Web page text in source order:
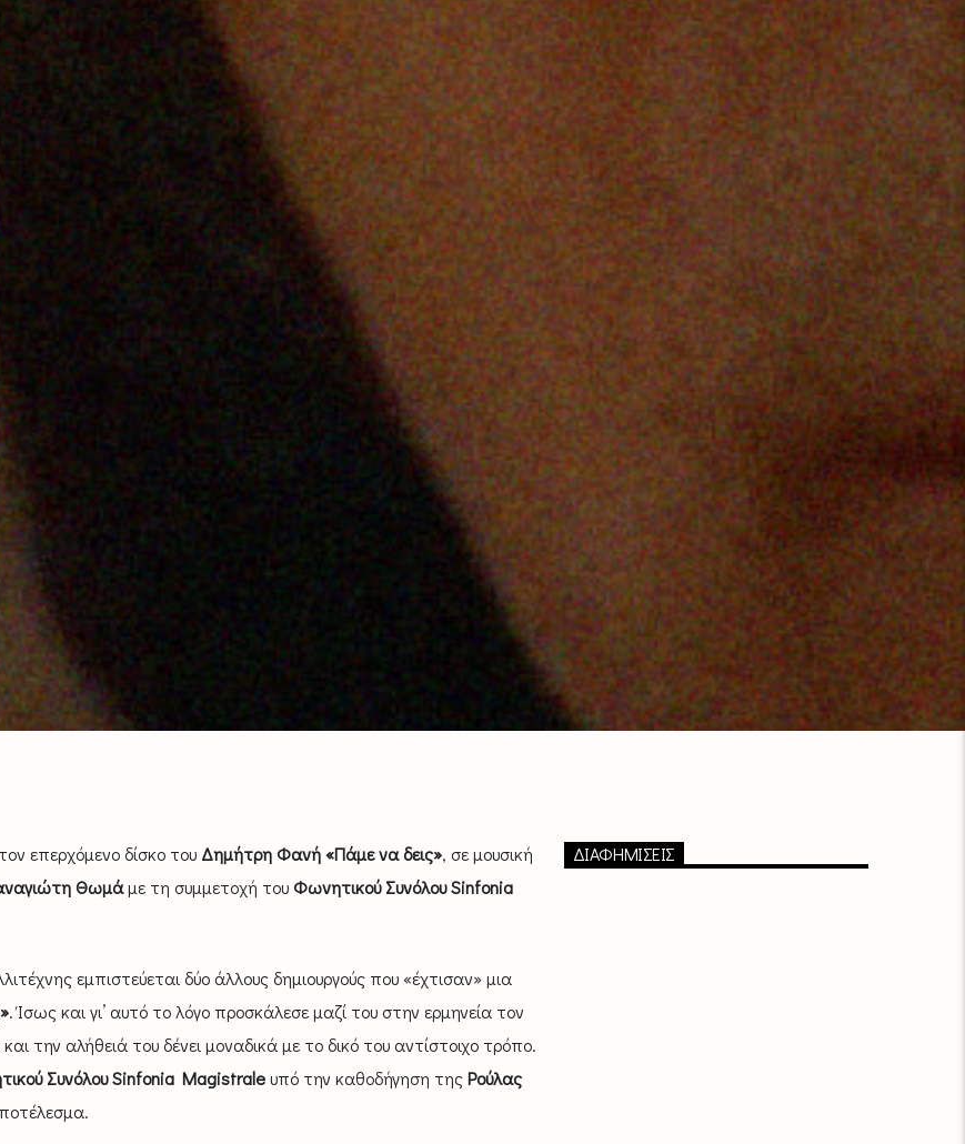
επερχόμενο δίσκο του Δημήτρη Φανή «Πάμε να δεις», σε μουσική
Θωμάμε τη συμμετοχή του Φωνητικού Συνόλου Sinfonia
εμπιστεύεται δύο άλλους δημιουργούς που «έχτισαν» μια
. Ίσως και γι’ αυτό το λόγο προσκάλεσε μαζί του στην ερμηνεία τον
την αλήθειά του δένει μοναδικά με το δικό του αντίστοιχο τρόπο.
Συνόλου Sinfonia Magistraleυπό την καθοδήγηση τηςΡούλας
ΔΙΑΦΗΜΙΣΕΙΣ